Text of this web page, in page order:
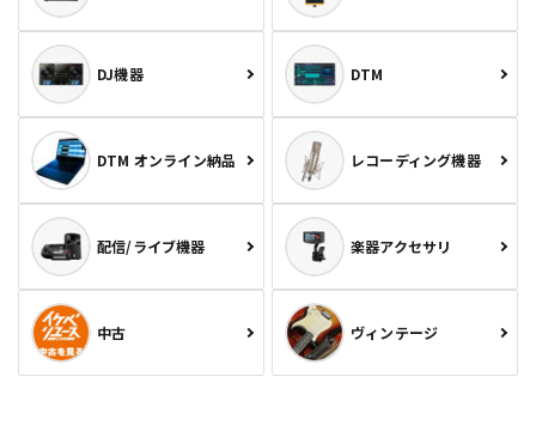
DJ機器 DTM
DTM オンライン納品 レコーディング機器
配信/ライブ機器 楽器アクセサリ
中古 ヴィンテージ